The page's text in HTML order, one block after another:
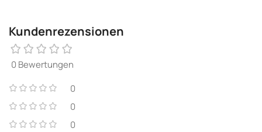
Kundenrezensionen
0 Bewertungen
0
0
0